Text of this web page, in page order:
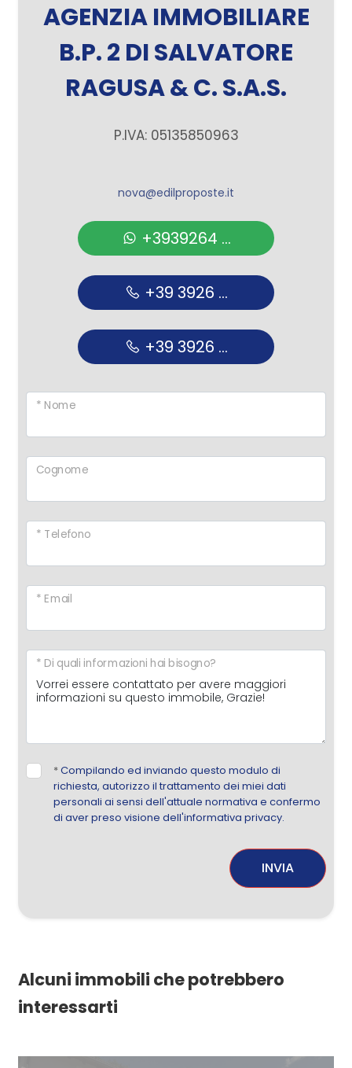
AGENZIA IMMOBILIARE
B.P. 2 DI SALVATORE
RAGUSA & C. S.A.S.
P.IVA: 05135850963
nova@edilproposte.it
+3939264 ...
+39 3926 ...
+39 3926 ...
* Nome
Cognome
* Telefono
* Email
* Di quali informazioni hai bisogno?
*Compilando ed inviando questo modulo di
richiesta, autorizzo il trattamento dei miei dati
personali ai sensi dell'attuale normativa e confermo
di aver preso visione dell'informativa privacy.
INVIA
Alcuni immobili che potrebbero
interessarti